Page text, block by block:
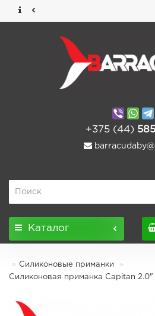
+375 (44)
Каталог
Силиконовые приманки
Силиконовая приманка Capitan 2.0"